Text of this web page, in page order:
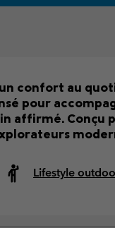
confort au
pour
affirmé. Conçu
Lifestyle